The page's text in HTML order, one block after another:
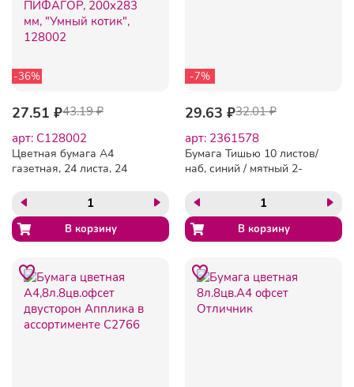
-36%
27.51 ₽43.19 ₽
арт: C128002
Цветная бумага А4
газетная, 24 листа, 24
ПИФАГОР, 200х283 мм,
"Умный котик", 128002
-7%
29.63 ₽32.01 ₽
арт: 2361578
Бумага Тишью 10 листов/
наб, синий / мятный 2-